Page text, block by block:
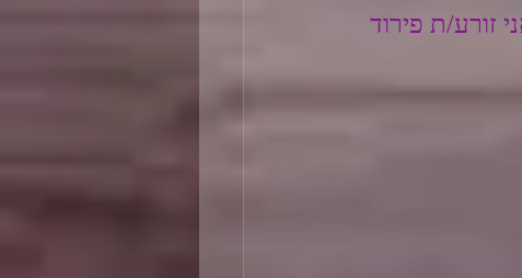
זורע/ת פירוד